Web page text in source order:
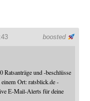
boosted
und -beschlüsse
Ort: ratsblick.de -
E-Mail-Alerts für deine